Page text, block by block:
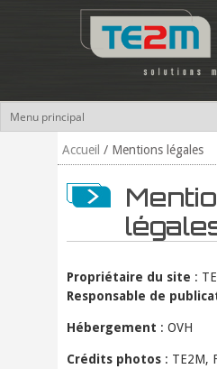
Aller au contenu principal
Accueil / Mentions légales
Propriétaire du site :
Responsable de
Hébergement : OVH
Crédits photos : TE2M,